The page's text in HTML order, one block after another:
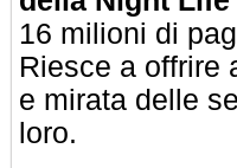
16 milioni di
Riesce a offrire
e mirata delle
loro.